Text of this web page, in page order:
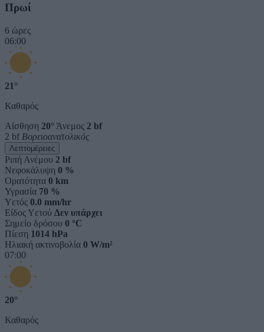
Πρωί
6 ώρες
06:00
21°
Καθαρός
Αίσθηση 20° Άνεμος 2 bf
2 bf Βορειοανατολικός
Λεπτομέρειες
Ριπή Ανέμου 2 bf
Νεφοκάλυψη 0 %
Ορατότητα 0 km
Υγρασία 70 %
Υετός 0.0 mm/hr
Είδος Υετού Δεν υπάρχει
Σημείο δρόσου 0 °C
Πίεση 1014 hPa
Ηλιακή ακτινοβολία 0 W/m²
07:00
20°
Καθαρός